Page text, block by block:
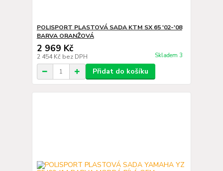
POLISPORT PLASTOVÁ SADA KTM SX 65 '02-'08
BARVA ORANŽOVÁ
2 969 Kč
2 454 Kč bez DPH Skladem 3
Přidat do košíku